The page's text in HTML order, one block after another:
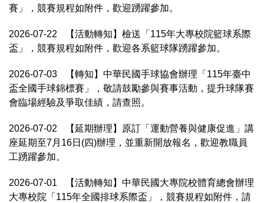
賽」，競賽規程如附件，歡迎踴躍參加。
2026-07-22
【活動轉知】檢送「115年大專校院籃球系際
盃」，競賽規程如附件，歡迎各系籃球隊踴躍參加。
2026-07-03
【轉知】中華民國手球協會辦理「115年臺中
盃全國手球錦標賽」，敬請鼓勵參與賽事活動，提升球隊賽
會臨場經驗及爭取佳績，請查照。
2026-07-02
【延期辦理】原訂「運動營養與健康促進」講
座延期至7月16日(四)辦理，並重新開放報名，歡迎教職員
工踴躍參加。
2026-07-01
【活動轉知】中華民國大專院校體育總會辦理
大專校院「115年全國排球系際盃」，競賽規程如附件，請